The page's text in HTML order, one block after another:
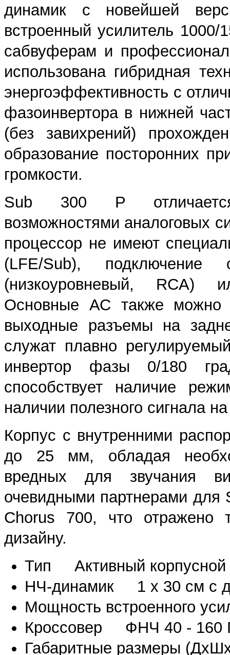
динамик с новейшей
встроенный усилитель
сабвуферам и
использована гибридная
энергоэффективность с
фазоинвертора в нижней
(без завихрений)
образование посторонних
громкости.
Sub 300 P
возможностями аналоговых
процессор не имеют
(LFE/Sub), подключение
(низкоуровневый, RCA)
Основные АС также можно
выходные разъемы на
служат плавно
инвертор фазы 0/180
способствует наличие
наличии полезного сигнала
Корпус с внутренними
до 25 мм, обладая
вредных для звучания
очевидными партнерами для
Chorus 700, что отражено
дизайну.
Тип Активный корпусной
НЧ-динамик 1 х 30 см с
Мощность встроенного
Кроссовер ФНЧ 40 - 160
Габаритные размеры